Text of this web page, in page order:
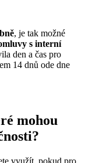
, je tak možné
s interní
den a čas pro
14 dnů ode dne
mohou
využít, pokud pro